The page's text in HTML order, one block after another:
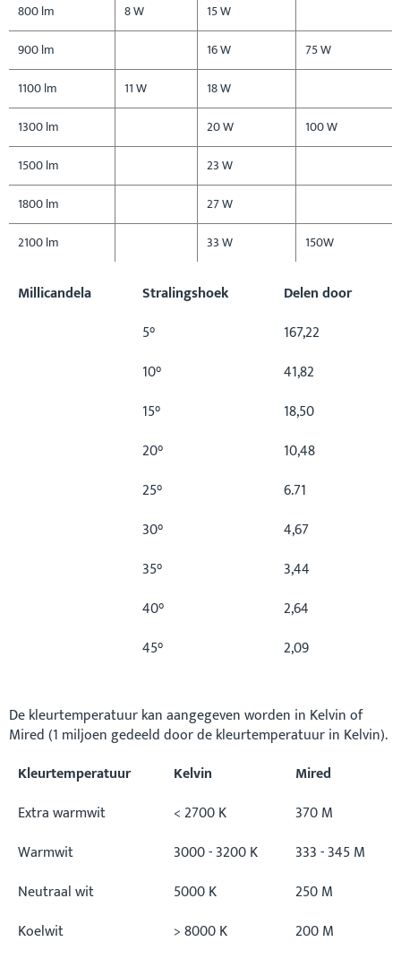
800 lm 8 W
15 W
900 lm
16 W
75 W
1100 lm
11 W
18 W
1300 lm
20 W
100 W
1500 lm
23 W
1800 lm
27 W
2100 lm
33 W 150W
Millicandela Stralingshoek
Delen door
5°
167,22
10°
41,82
15°
18,50
20°
10,48
25°
6.71
30°
4,67
35°
3,44
40°
2,64
45°
2,09
De kleurtemperatuur kan aangegeven worden in Kelvin of
Mired (1 miljoen gedeeld door de kleurtemperatuur in Kelvin).
Kleurtemperatuur
Kelvin
Mired
Extra warmwit
< 2700 K
370 M
Warmwit
3000 - 3200 K
333 - 345 M
Neutraal wit
5000 K
250 M
Koelwit
> 8000 K 200 M